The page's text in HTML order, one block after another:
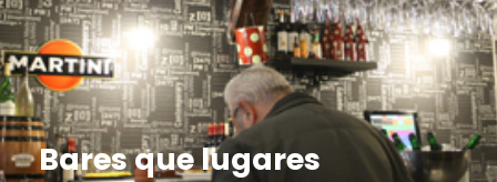
Bares que lugares